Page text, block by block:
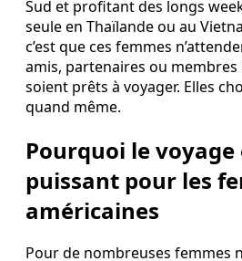
Sud et profitant des longs
seule en Thaïlande ou au
c’est que ces femmes
amis, partenaires ou
soient prêts à voyager. Elles
quand même.
Pourquoi le voyage
puissant pour les
américaines
Pour de nombreuses femmes